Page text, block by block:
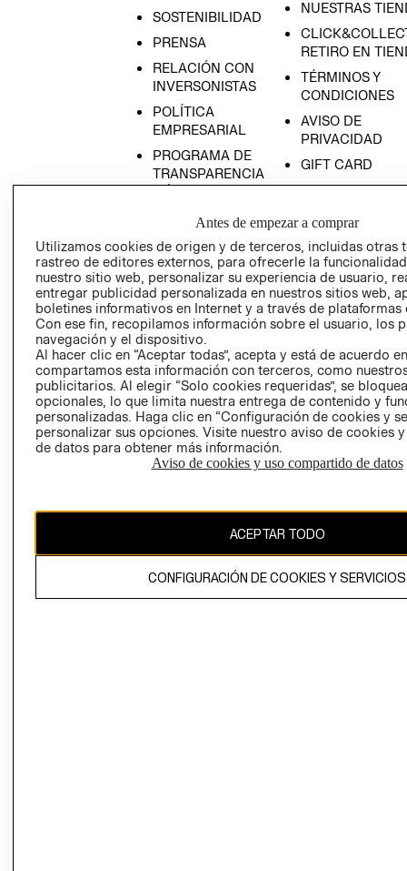
SOSTENIBILIDAD
PRENSA
RELACIÓN CON
INVERSONISTAS
POLÍTICA
EMPRESARIAL
PROGRAMA DE
TRANSPARENCIA
TRANSPARENCIA
Y ÉTICA (INGLÉS)
NUESTRAS
RETIRO EN
TÉRMINOS Y
CONDICIONES
AVISO DE
PRIVACIDAD
GIFT CARD
AVISO DE
DE INDUSTRIA Y
COMERCIO - SIC
PETICIONES
QUEJAS Y
RECLAMOS
Colombia ($)
El contenido de esta página web está protegido por copyright y es
propiedad de H&M Hennes & Mauritz AB.
Antes de empezar a comprar
Utilizamos cookies de origen y de terceros, incluidas otras
rastreo de editores externos, para ofrecerle la
nuestro sitio web, personalizar su experiencia de usuario,
entregar publicidad personalizada en nuestros sitios web,
boletines informativos en Internet y a través de plataformas
Con ese fin, recopilamos información sobre el usuario, los
navegación y el dispositivo.
Al hacer clic en “Aceptar todas”, acepta y está de acuerdo
compartamos esta información con terceros, como
publicitarios. Al elegir “Solo cookies requeridas”, se
opcionales, lo que limita nuestra entrega de contenido y
personalizadas. Haga clic en “Configuración de cookies y
personalizar sus opciones. Visite nuestro aviso de cookies
de datos para obtener más información.
Aviso de cookies y uso compartido de datos
ACEPTAR TODO
CONFIGURACIÓN DE COOKIES Y SERVICIOS